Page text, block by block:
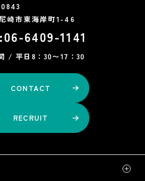
崎市東海岸町1-46
06-6409-1141
/ 平日8：30〜17：30
CONTACT
RECRUIT